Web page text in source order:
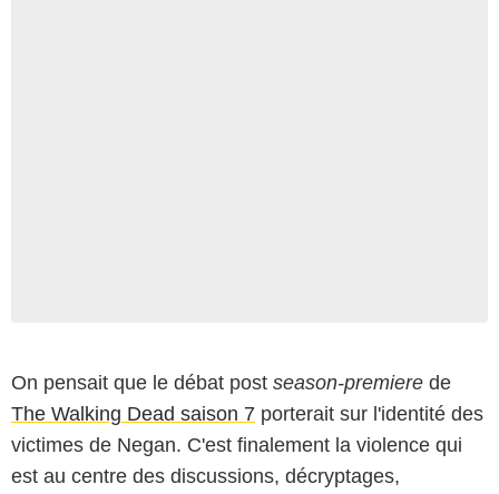
On pensait que le débat post season-premiere de
The Walking Dead saison 7 porterait sur l'identité des
victimes de Negan. C'est finalement la violence qui
est au centre des discussions, décryptages,